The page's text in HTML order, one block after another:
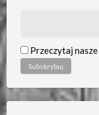
Przeczytaj nasze